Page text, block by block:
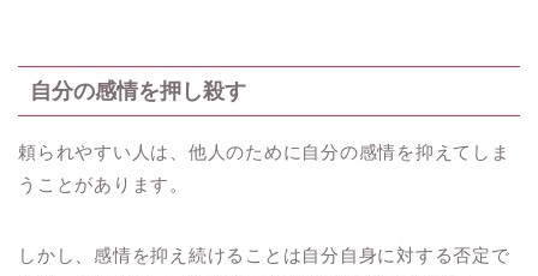
自分の感情を押し殺す
頼られやすい人は、他人のために自分の感情を抑えてしま
うことがあります。
しかし、感情を抑え続けることは自分自身に対する否定で